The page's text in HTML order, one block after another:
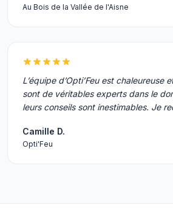
Au Bois de la Vallée de l'Aisne
L’équipe d’Opti’Feu est chaleureuse
sont de véritables experts dans le
leurs conseils sont inestimables. Je
Camille D.
Opti'Feu